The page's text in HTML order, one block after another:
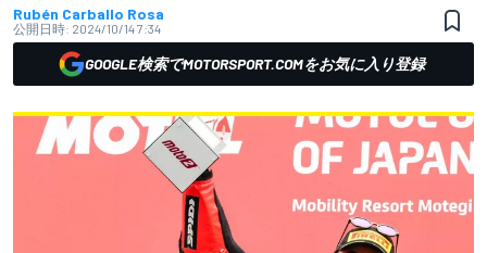
Rubén Carballo Rosa
公開日時: 2024/10/14 7:34
GOOGLE検索でMOTORSPORT.COMをお気に入り登録